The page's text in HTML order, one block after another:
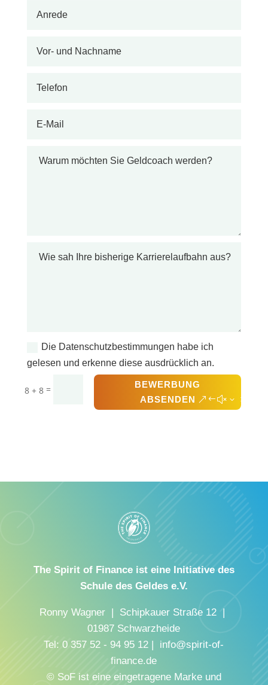
Die Datenschutzbestimmungen habe ich
gelesen und erkenne diese ausdrücklich an.
8 + 8 =
BEWERBUNG
ABSENDEN
The Spirit of Finance ist eine Initiative des
Schule des Geldes e.V.
Ronny Wagner | Schipkauer Straße 12 |
01987 Schwarzheide
Tel: 0 357 52 - 94 95 12 | info@spirit-of-
finance.de
© SoF ist eine eingetragene Marke und